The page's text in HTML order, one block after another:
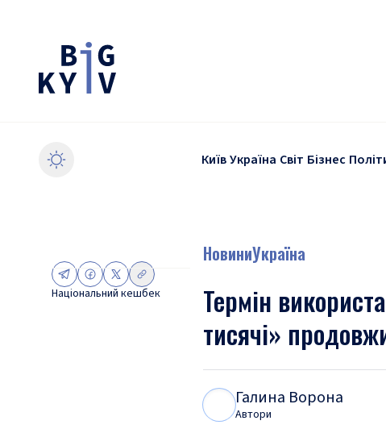
КиївУкраїна Світ Бізнес
Національний кешбек
НовиниУкраїна
Термін
тисячі»
Галина Ворона
Автори